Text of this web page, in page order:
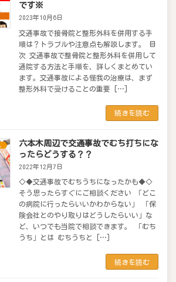
です※
2023年10月6日
交通事故で接骨院と整形外科を併用する手
順は？トラブルや注意点も解説します。 目
次 交通事故で整骨院と整形外科を併用して
通院する方法と手順を、詳しくまとめてい
ます。交通事故による怪我の治療は、まず
整形外科で受けることの重要 […]
続きを読む
六本木周辺で交通事故でむち打ちにな
ったらどうする？？
2022年12月7日
◇◆交通事故でむちうちになったかも◆◇
そう思ったらすぐにご相談ください 「どこ
の病院に行ったらいいかわからない」 「保
険会社とのやり取りはどうしたらいい」な
ど、いつでも当院で相談できます。 「むち
うち」とは むちうちと […]
続きを読む